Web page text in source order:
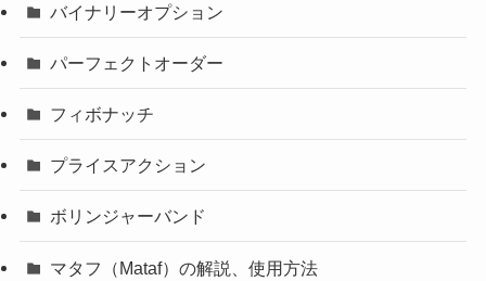
バイナリーオプション
パーフェクトオーダー
フィボナッチ
プライスアクション
ボリンジャーバンド
マタフ（Mataf）の解説、使用方法